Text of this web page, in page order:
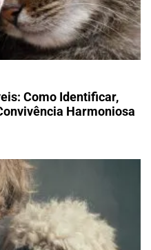
Como Identificar,
Harmoniosa